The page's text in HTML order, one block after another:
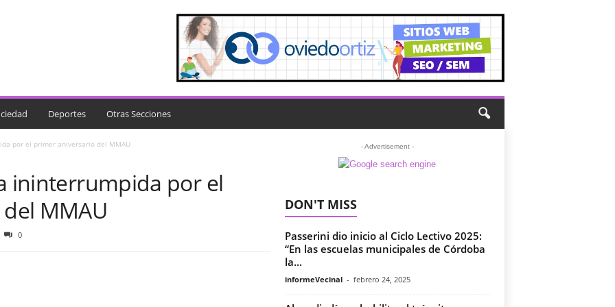
Deportes Otras Secciones
por el primer aniversario del MMAU
ininterrumpida por el
MMAU
0
- Advertisement -
DON'T MISS
Passerini dio inicio al Ciclo Lectivo 2025:
“En las escuelas municipales de Córdoba
la...
informeVecinal - febrero 24, 2025